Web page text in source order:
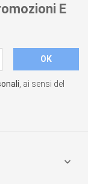
E
, ai sensi del
